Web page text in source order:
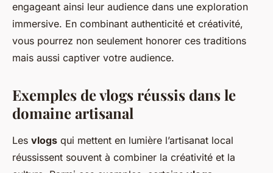
engageant ainsi leur audience dans une exploration
immersive. En combinant authenticité et créativité,
vous pourrez non seulement honorer ces traditions
mais aussi captiver votre audience.
Exemples de vlogs réussis dans le
domaine artisanal
Les vlogs qui mettent en lumière l’artisanat local
réussissent souvent à combiner la créativité et la